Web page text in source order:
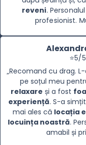
reveni.
profesionist.
⭐5/5
„Recomand cu drag.
pe soțul meu
relaxare și a fost
experiență. S-a
mai ales că locația
locuința noastră.
amabil și